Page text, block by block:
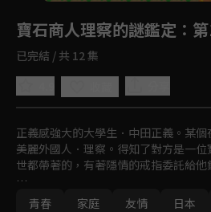
寶石商人理察的謎鑑定 ：
已完結 / 共 12 集
正義感強大的大學生．中田正義。某
美麗外國人．理察。得知了對方是一
世都帶著的，有著隱情的戒指委託給他
經由理察的鑑定中明朗化的，是祖母的
青春
家庭 友情 日本